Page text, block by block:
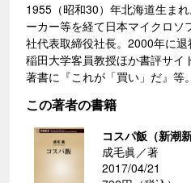
1955（昭和30）年北海道生ま
ーカー等を経て日本マイクロ
社代表取締役社長。2000年に
稲田大学客員教授ほか書評サイ
著書に『これが「買い」だ』等。
この著者の書籍
コスパ飯（新潮新
成毛眞／著
2017/04/21